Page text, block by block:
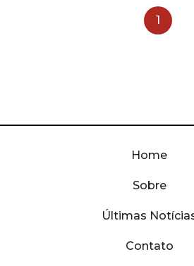
1
Home
Sobre
Últimas
Contato